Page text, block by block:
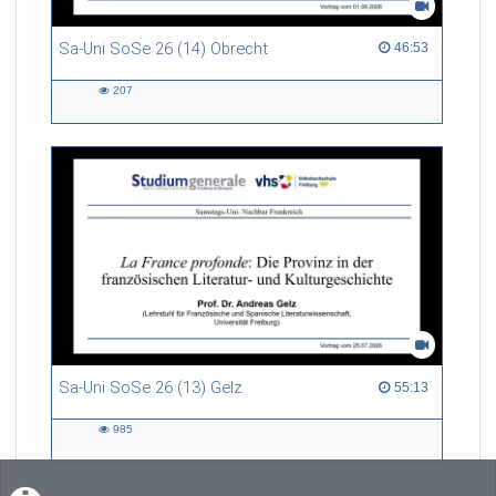
Sa-Uni SoSe 26 (14) Obrecht 46:53
46:53 duration
207
Sa-Uni SoSe 26 (13) Gelz 55:13
55:13 duration
985